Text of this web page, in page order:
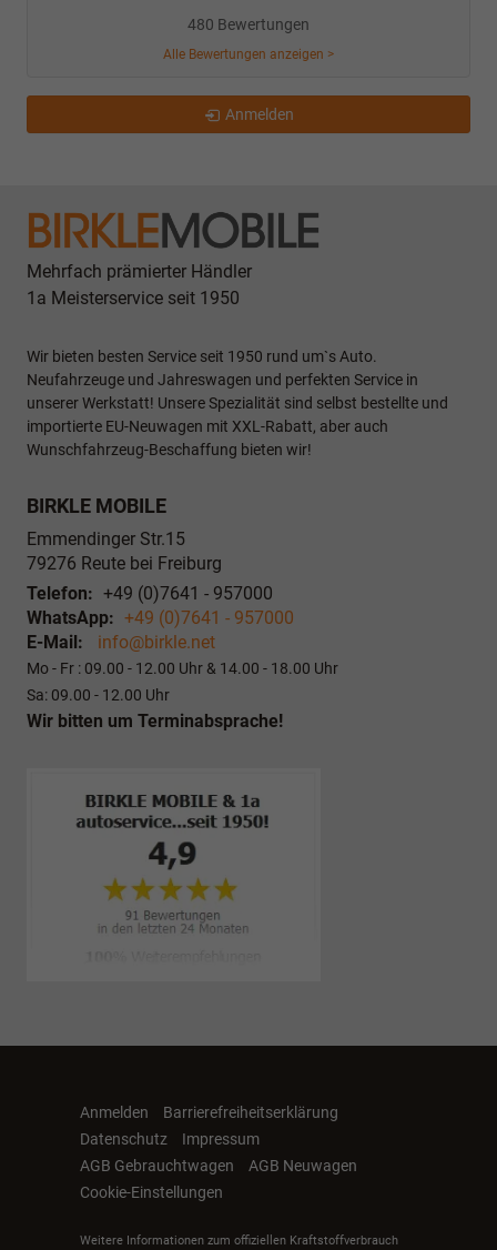
480 Bewertungen
Alle Bewertungen anzeigen >
Anmelden
Mehrfach prämierter Händler
1a Meisterservice seit 1950
Wir bieten besten Service seit 1950 rund um`s Auto.
Neufahrzeuge und Jahreswagen und perfekten Service in
unserer Werkstatt! Unsere Spezialität sind selbst bestellte und
importierte EU-Neuwagen mit XXL-Rabatt, aber auch
Wunschfahrzeug-Beschaffung bieten wir!
BIRKLE MOBILE
Emmendinger Str.15
79276 Reute bei Freiburg
Telefon: +49 (0)7641 - 957000
WhatsApp: +49 (0)7641 - 957000
E-Mail:
info@birkle.net
Mo - Fr : 09.00 - 12.00 Uhr & 14.00 - 18.00 Uhr
Sa: 09.00 - 12.00 Uhr
Wir bitten um Terminabsprache!
Anmelden
Barrierefreiheitserklärung
Datenschutz
Impressum
AGB Gebrauchtwagen
AGB Neuwagen
Cookie-Einstellungen
Weitere Informationen zum offiziellen Kraftstoffverbrauch